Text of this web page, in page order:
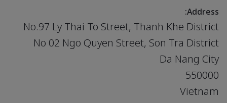
Address:
No.97 Ly Thai To Street, Thanh Khe District
No 02 Ngo Quyen Street, Son Tra District
Da Nang City
550000
Vietnam